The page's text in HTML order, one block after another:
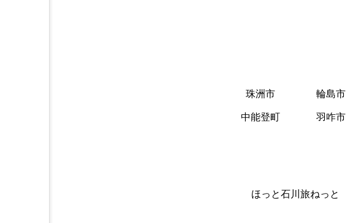
珠洲市 輪島市
中能登町 羽咋市
ほっと石川旅ねっと